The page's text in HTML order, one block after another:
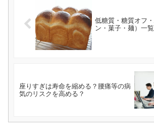
低糖質・糖質オフ
ン・菓子・麺）一覧
座りすぎは寿命を縮める？腰痛等の病
気のリスクを高める？